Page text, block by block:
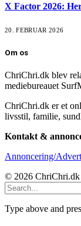
X Factor 2026:
20. FEBRUAR 2026
Om os
ChriChri.dk blev
mediebureauet
ChriChri.dk er et
livsstil, familie,
Kontakt &
Annoncering/
© 2026 ChriChri.dk
Type above and